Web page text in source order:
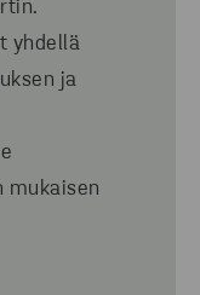
yhdellä
ja
mukaisen